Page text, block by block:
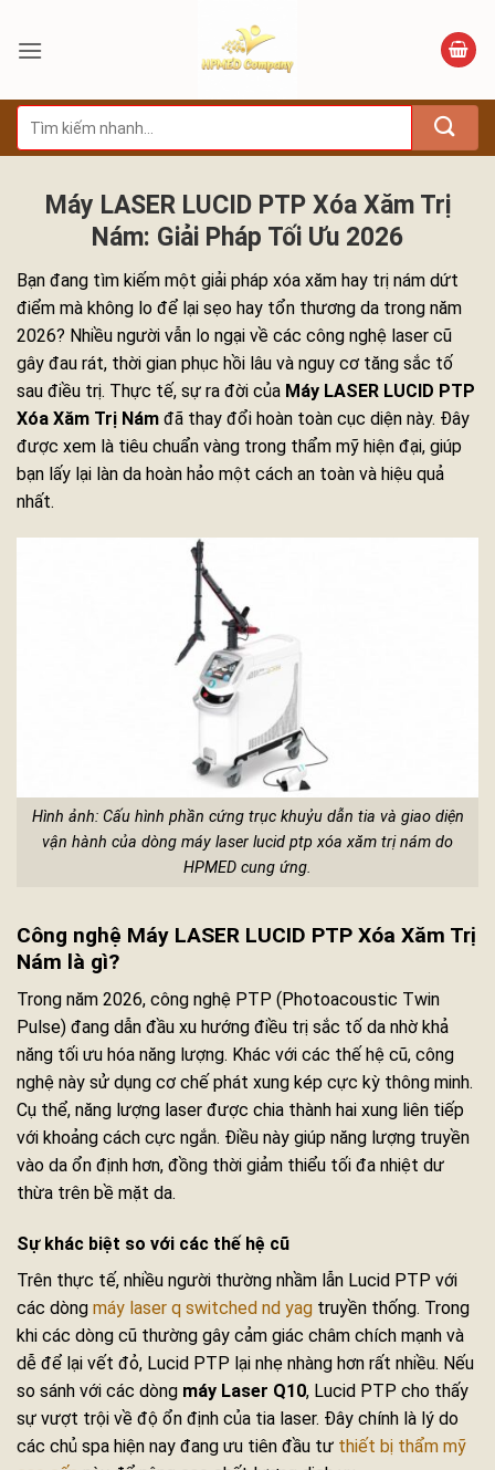
qua
dung
Tìm
kiếm:
Máy LASER LUCID PTP Xóa Xăm Trị
Nám: Giải Pháp Tối Ưu 2026
Bạn đang tìm kiếm một giải pháp xóa xăm hay trị nám dứt
điểm mà không lo để lại sẹo hay tổn thương da trong năm
2026? Nhiều người vẫn lo ngại về các công nghệ laser cũ
gây đau rát, thời gian phục hồi lâu và nguy cơ tăng sắc tố
sau điều trị. Thực tế, sự ra đời của Máy LASER LUCID PTP
Xóa Xăm Trị Nám đã thay đổi hoàn toàn cục diện này. Đây
được xem là tiêu chuẩn vàng trong thẩm mỹ hiện đại, giúp
bạn lấy lại làn da hoàn hảo một cách an toàn và hiệu quả
nhất.
Hình ảnh: Cấu hình phần cứng trục khuỷu dẫn tia và giao diện
vận hành của dòng máy laser lucid ptp xóa xăm trị nám do
HPMED cung ứng.
Công nghệ Máy LASER LUCID PTP Xóa Xăm Trị
Nám là gì?
Trong năm 2026, công nghệ PTP (Photoacoustic Twin
Pulse) đang dẫn đầu xu hướng điều trị sắc tố da nhờ khả
năng tối ưu hóa năng lượng. Khác với các thế hệ cũ, công
nghệ này sử dụng cơ chế phát xung kép cực kỳ thông minh.
Cụ thể, năng lượng laser được chia thành hai xung liên tiếp
với khoảng cách cực ngắn. Điều này giúp năng lượng truyền
vào da ổn định hơn, đồng thời giảm thiểu tối đa nhiệt dư
thừa trên bề mặt da.
Sự khác biệt so với các thế hệ cũ
Trên thực tế, nhiều người thường nhầm lẫn Lucid PTP với
các dòng máy laser q switched nd yag truyền thống. Trong
khi các dòng cũ thường gây cảm giác châm chích mạnh và
dễ để lại vết đỏ, Lucid PTP lại nhẹ nhàng hơn rất nhiều. Nếu
so sánh với các dòng máy Laser Q10, Lucid PTP cho thấy
sự vượt trội về độ ổn định của tia laser. Đây chính là lý do
các chủ spa hiện nay đang ưu tiên đầu tư thiết bị thẩm mỹ